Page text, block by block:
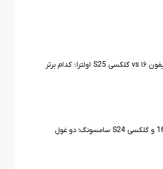
هوش مصنوعی آیفون ۱۶ vs گلکسی S25 اولترا: کدام برتر
مقایسه آیفون 16e و گلکسی S24 سامسونگ؛ دو غول